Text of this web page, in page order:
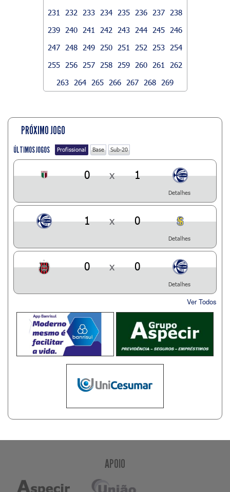
231
232 233 234 235 236 237
238
239
240 241 242 243 244 245
246
247
248 249 250 251 252 253
254
255
256 257 258 259 260 261
262
263
264 265 266 267 268 269
PRÓXIMO JOGO
ÚLTIMOS JOGOS Profissional Base Sub-20
0 x 1
Detalhes
1 x 0
Detalhes
0 x 0
Detalhes
Ver Todos
APOIO